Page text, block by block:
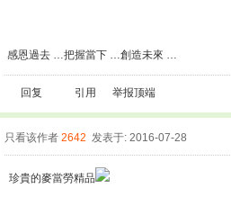
感恩過去 …把握當下 …創造未來 …
回复 引用 举报顶端
只看该作者 2642 发表于: 2016-07-28
珍貴的麥當勞精品